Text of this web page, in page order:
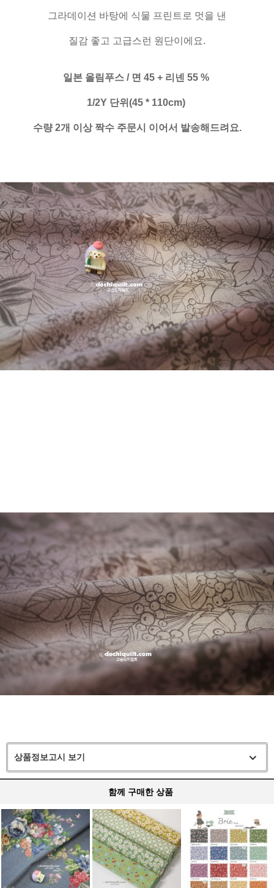
그라데이션 바탕에 식물 프린트로 멋을 낸
질감 좋고 고급스런 원단이에요.
일본 올림푸스 / 면 45 + 리넨 55 %
1/2Y 단위(45 * 110cm)
수량 2개 이상 짝수 주문시 이어서 발송해드려요.
상품정보고시 보기
함께 구매한 상품